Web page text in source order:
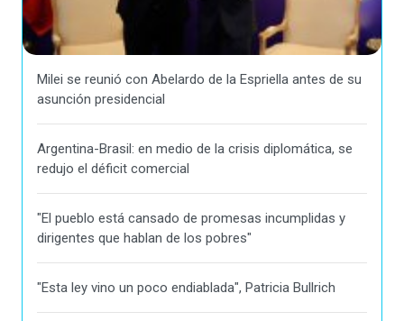
Milei se reunió con Abelardo de la Espriella antes de su
asunción presidencial
Argentina-Brasil: en medio de la crisis diplomática, se
redujo el déficit comercial
"El pueblo está cansado de promesas incumplidas y
dirigentes que hablan de los pobres"
"Esta ley vino un poco endiablada", Patricia Bullrich